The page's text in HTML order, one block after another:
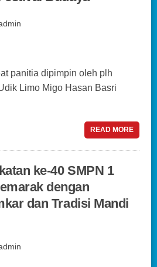
panitia dipimpin oleh plh
Limo Migo Hasan Basri
READ MORE
ke-40 SMPN 1
dengan
dan Tradisi Mandi